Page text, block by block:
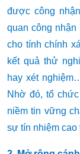
được công
quan công nhận
cho tính chính
kết quả thử
hay xét
Nhờ đó, tổ
niềm tin vững
sự tín nhiệm cao